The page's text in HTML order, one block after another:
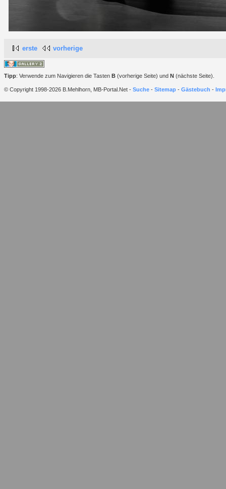
erste vorherige
Tipp: Verwende zum Navigieren die Tasten B (vorherige Seite) und N (nächste Seite).
© Copyright 1998-2026 B.Mehlhorn, MB-Portal.Net - Suche - Sitemap - Gästebuch -